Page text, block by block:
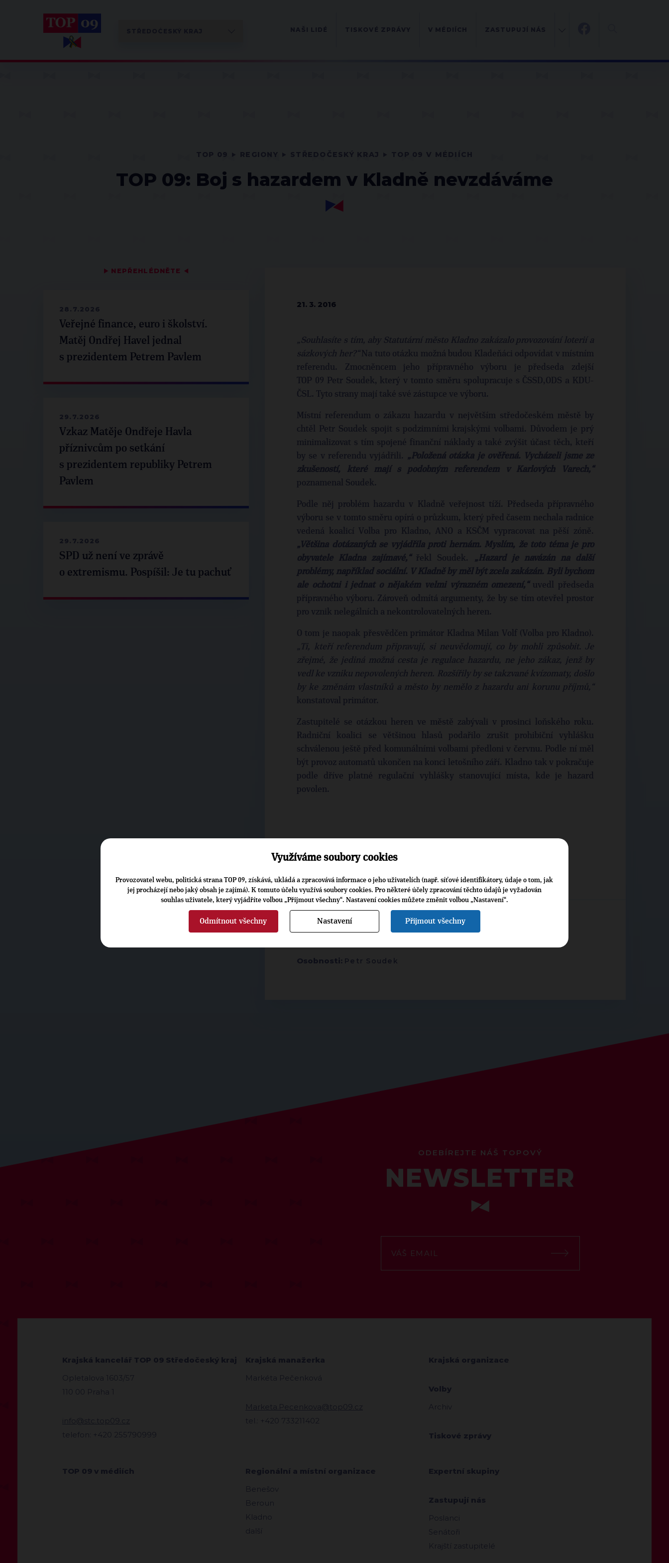
TOP 09: Boj s hazardem v Kladně nevzdáváme
▶ NEPŘEHLÉDNĚTE ◀
28.7.2026
Veřejné finance, euro i školství.
Matěj Ondřej Havel jednal
s prezidentem Petrem Pavlem
29.7.2026
Vzkaz Matěje Ondřeje Havla
příznivcům po setkání
s prezidentem republiky Petrem
Pavlem
29.7.2026
SPD už není ve zprávě
o extremismu. Pospíšil: Je tu pachuť
21. 3. 2016
„Souhlasíte s tím, aby Statutární město Kladno zakázalo provozování loterií a
sázkových her?“Na tuto otázku možná budou Kladeňáci odpovídat v místním
referendu. Zmocněncem jeho přípravného výboru je předseda zdejší
TOP 09 Petr Soudek, který v tomto směru spolupracuje s ČSSD,ODS a KDU-
ČSL. Tyto strany mají také své zástupce ve výboru.
Místní referendum o zákazu hazardu v největším středočeském městě by
chtěl Petr Soudek spojit s podzimními krajskými volbami. Důvodem je prý
minimalizovat s tím spojené finanční náklady a také zvýšit účast těch, kteří
by se v referendu vyjádřili.
„Položená otázka je ověřená. Vycházeli jsme ze
zkušeností, které mají s podobným referendem v Karlových Varech,“
poznamenal Soudek.
Podle něj problém hazardu v Kladně veřejnost tíží. Předseda přípravného
výboru se v tomto směru opírá o průzkum, který před časem nechala radnice
vedená koalicí Volba pro Kladno, ANO a KSČM vypracovat na pěší zóně.
„Většina dotázaných se vyjádřila proti hernám. Myslím, že toto téma je pro
obyvatele Kladna zajímavé,“řekl Soudek.
„Hazard je navázán na další
problémy, například sociální. V Kladně by měl být zcela zakázán. Byli bychom
ale ochotni i jednat o nějakém velmi výrazném omezení,“uvedl předseda
přípravného výboru. Zároveň odmítá argumenty, že by se tím otevřel prostor
pro vznik nelegálních a nekontrolovatelných heren.
O tom je naopak přesvědčen primátor Kladna Milan Volf (Volba pro Kladno).
„Ti, kteří referendum připravují, si neuvědomují, co by mohli způsobit. Je
zřejmé, že jediná možná cesta je regulace hazardu, ne jeho zákaz, jenž by
vedl ke vzniku nepovolených heren. Rozšířily by se takzvané kvízomaty, došlo
by ke změnám vlastníků a město by nemělo z hazardu ani korunu příjmů,“
konstatoval primátor.
Zastupitelé se otázkou heren ve městě zabývali v prosinci loňského roku.
Radniční koalici se většinou hlasů podařilo zrušit prohibiční vyhlášku
schválenou ještě před komunálními volbami předloni v červnu. Podle ní měl
být provoz automatů ukončen na konci letošního září. Kladno tak v pokračuje
podle dříve platné regulační vyhlášky stanovující místa, kde je hazard
povolen.
ROBERT BOŽOVSKÝ
ZDROJ: KLADENSKÝ DENÍK; 21.3.2016
▶ŠTÍTKY◀
Osobnosti: Petr Soudek
ODEBÍREJTE NÁŠ TOPOVÝ
NEWSLETTER
Krajská kancelář TOP 09 Středočeský kraj
Opletalova 1603/57
110 00 Praha 1
info@stc.top09.cz
telefon: +420 255790999
Krajská manažerka
Markéta Pečenková
Marketa.Pecenkova@top09.cz
tel.: +420 733211402
Krajská organizace
Volby
Archiv
Tiskové zprávy
TOP 09 v médiích
Regionální a místní organizace
Benešov
Beroun
Kladno
další
Expertní skupiny
Zastupují nás
Poslanci
Senátoři
Krajští zastupitelé
Využíváme soubory cookies
Provozovatel webu, politická strana TOP 09, získává, ukládá a zpracovává informace o jeho uživatelích (např. síťové identifikátory, údaje o tom, jak
jej procházejí nebo jaký obsah je zajímá). K tomuto účelu využívá soubory cookies. Pro některé účely zpracování těchto údajů je vyžadován
souhlas uživatele, který vyjádříte volbou „Přijmout všechny“. Nastavení cookies můžete změnit volbou „Nastavení“.
Odmítnout všechny Nastavení Přijmout všechny